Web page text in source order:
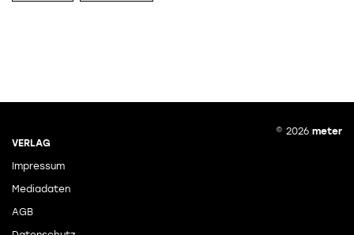
VERLAG
Impressum
Mediadaten
AGB
© 2026 meter